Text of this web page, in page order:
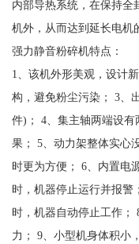
内部导热系统，在保持全
机外，从而达到延长电机
强力静音粉碎机特点：
1、该机外形美观，设计
构，避免粉尘污染； 3、
件)； 4、集主轴两端设
果； 5、动力架整体实心
时更为方便； 6、内置电
时，机器停止运行并报警
时，机器自动停止工作；
力； 9、小型机身体积小